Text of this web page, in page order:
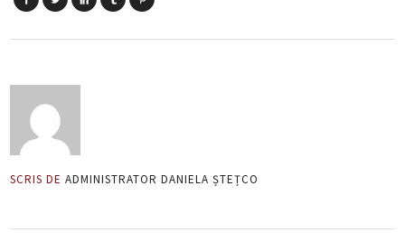
SCRIS DE ADMINISTRATOR DANIELA ȘTEȚCO